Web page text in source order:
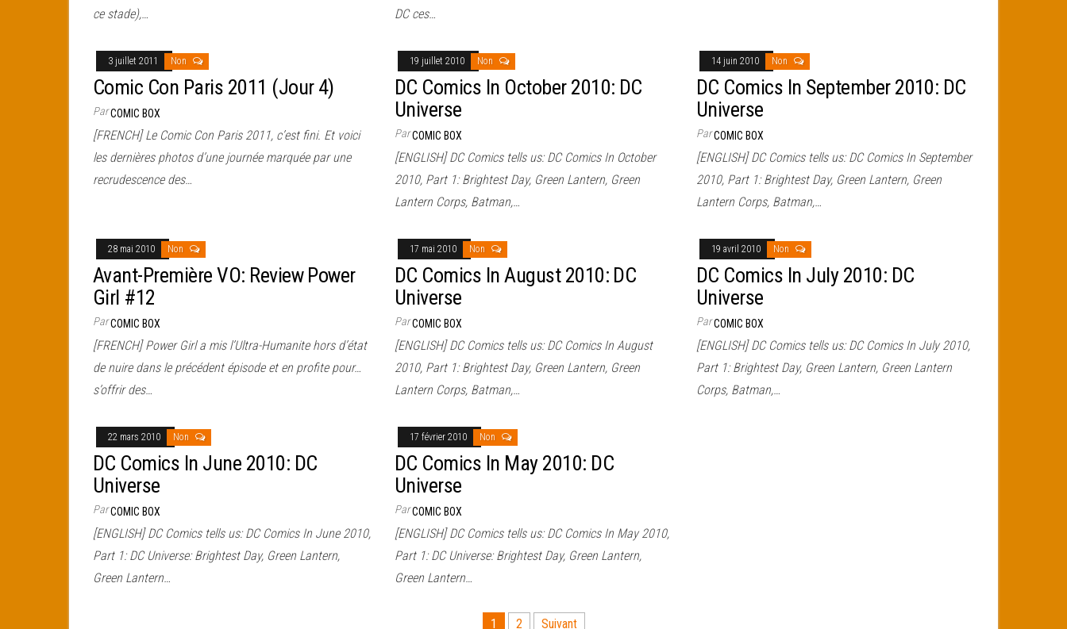
ce stade),…
DC ces…
3 juillet 2011 Non
Comic Con Paris 2011 (Jour 4)
ParCOMIC BOX
[FRENCH] Le Comic Con Paris 2011, c’est fini. Et voici
les dernières photos d’une journée marquée par une
recrudescence des…
19 juillet 2010 Non
DC Comics In October 2010: DC
Universe
ParCOMIC BOX
[ENGLISH] DC Comics tells us: DC Comics In October
2010, Part 1: Brightest Day, Green Lantern, Green
Lantern Corps, Batman,…
14 juin 2010 Non
DC Comics In September 2010: DC
Universe
ParCOMIC BOX
[ENGLISH] DC Comics tells us: DC Comics In September
2010, Part 1: Brightest Day, Green Lantern, Green
Lantern Corps, Batman,…
28 mai 2010 Non
Avant-Première VO: Review Power
Girl #12
ParCOMIC BOX
[FRENCH] Power Girl a mis l’Ultra-Humanite hors d’état
de nuire dans le précédent épisode et en profite pour…
s’offrir des…
17 mai 2010 Non
DC Comics In August 2010: DC
Universe
ParCOMIC BOX
[ENGLISH] DC Comics tells us: DC Comics In August
2010, Part 1: Brightest Day, Green Lantern, Green
Lantern Corps, Batman,…
19 avril 2010 Non
DC Comics In July 2010: DC
Universe
ParCOMIC BOX
[ENGLISH] DC Comics tells us: DC Comics In July 2010,
Part 1: Brightest Day, Green Lantern, Green Lantern
Corps, Batman,…
22 mars 2010 Non
DC Comics In June 2010: DC
Universe
ParCOMIC BOX
[ENGLISH] DC Comics tells us: DC Comics In June 2010,
Part 1: DC Universe: Brightest Day, Green Lantern,
Green Lantern…
17 février 2010 Non
DC Comics In May 2010: DC
Universe
ParCOMIC BOX
[ENGLISH] DC Comics tells us: DC Comics In May 2010,
Part 1: DC Universe: Brightest Day, Green Lantern,
Green Lantern…
1 2 Suivant